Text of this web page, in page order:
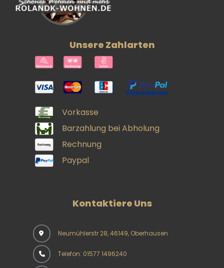
Unsere Zahlarten
Vorkasse
Barzahlung bei Abholung
Rechnung
Paypal
Kontaktiere Uns
Neumühlerstr 28, 46149, Oberhausen
Telefon: 01577 1496240